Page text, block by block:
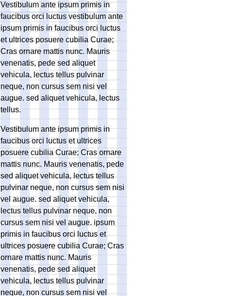
Vestibulum ante ipsum primis in
faucibus orci luctus vestibulum ante
ipsum primis in faucibus orci luctus
et ultrices posuere cubilia Curae;
Cras ornare mattis nunc. Mauris
venenatis, pede sed aliquet
vehicula, lectus tellus pulvinar
neque, non cursus sem nisi vel
augue. sed aliquet vehicula, lectus
tellus.
Vestibulum ante ipsum primis in
faucibus orci luctus et ultrices
posuere cubilia Curae; Cras ornare
mattis nunc. Mauris venenatis, pede
sed aliquet vehicula, lectus tellus
pulvinar neque, non cursus sem nisi
vel augue. sed aliquet vehicula,
lectus tellus pulvinar neque, non
cursus sem nisi vel augue. ipsum
primis in faucibus orci luctus et
ultrices posuere cubilia Curae; Cras
ornare mattis nunc. Mauris
venenatis, pede sed aliquet
vehicula, lectus tellus pulvinar
neque, non cursus sem nisi vel